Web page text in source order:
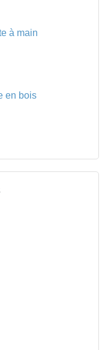
à main
en bois